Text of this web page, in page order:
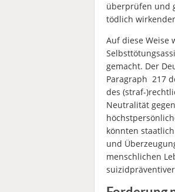
überprüfen und
tödlich
Auf diese Weise
gemacht. Der
Paragraph 217
des (straf-
Neutralität
könnten
und
menschlichen